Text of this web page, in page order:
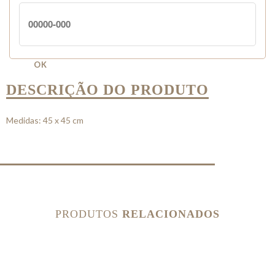
OK
DESCRIÇÃO DO PRODUTO
Medidas: 45 x 45 cm
PRODUTOS RELACIONADOS